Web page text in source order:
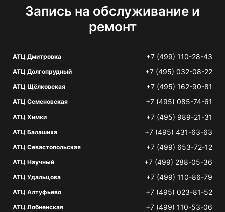
Запись на обслуживание и
ремонт
АТЦ Дмитровка +7 (499) 110-28-43
АТЦ Долгопрудный +7 (495) 032-08-22
АТЦ Щёлковская +7 (495) 162-90-81
АТЦ Семеновская +7 (495) 085-74-61
АТЦ Химки +7 (495) 989-21-31
АТЦ Балашиха +7 (495) 431-63-63
АТЦ Севастопольская +7 (499) 653-72-12
АТЦ Научный +7 (499) 288-05-36
АТЦ Удальцова +7 (499) 110-86-79
АТЦ Алтуфьево +7 (495) 023-81-52
АТЦ Лобненская +7 (499) 110-53-06